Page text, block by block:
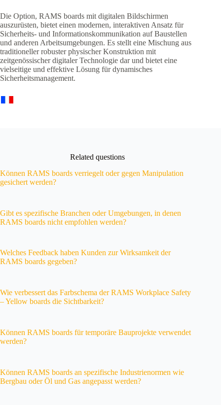
Die Option, RAMS boards mit digitalen Bildschirmen
auszurüsten, bietet einen modernen, interaktiven Ansatz für
Sicherheits- und Informationskommunikation auf Baustellen
und anderen Arbeitsumgebungen. Es stellt eine Mischung aus
traditioneller robuster physischer Konstruktion mit
zeitgenössischer digitaler Technologie dar und bietet eine
vielseitige und effektive Lösung für dynamisches
Sicherheitsmanagement.
Related questions
Können RAMS boards verriegelt oder gegen Manipulation
gesichert werden?
Gibt es spezifische Branchen oder Umgebungen, in denen
RAMS boards nicht empfohlen werden?
Welches Feedback haben Kunden zur Wirksamkeit der
RAMS boards gegeben?
Wie verbessert das Farbschema der RAMS Workplace Safety
– Yellow boards die Sichtbarkeit?
Können RAMS boards für temporäre Bauprojekte verwendet
werden?
Können RAMS boards an spezifische Industrienormen wie
Bergbau oder Öl und Gas angepasst werden?